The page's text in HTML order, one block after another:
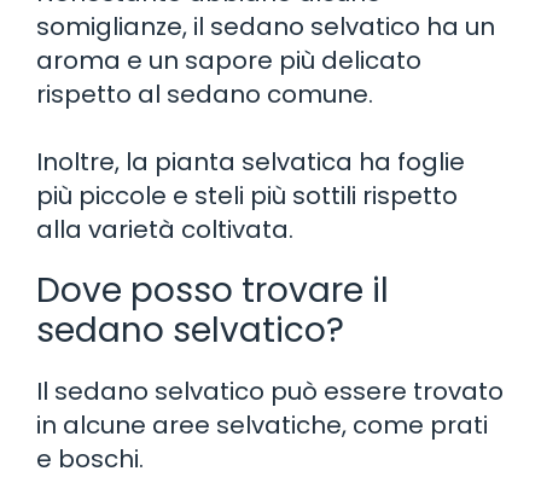
somiglianze, il sedano selvatico ha un
aroma e un sapore più delicato
rispetto al sedano comune.
Inoltre, la pianta selvatica ha foglie
più piccole e steli più sottili rispetto
alla varietà coltivata.
Dove posso trovare il
sedano selvatico?
Il sedano selvatico può essere trovato
in alcune aree selvatiche, come prati
e boschi.